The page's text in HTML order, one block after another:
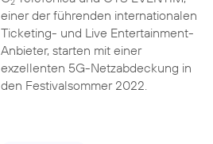
einer der führenden internationalen
Ticketing- und Live Entertainment-
Anbieter, starten mit einer
exzellenten 5G-Netzabdeckung in
den Festivalsommer 2022.